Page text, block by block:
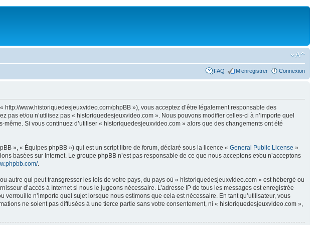
FAQ M’enregistrer Connexion
www.historiquedesjeuxvideo.com/phpBB »), vous acceptez d’être légalement responsable des
pas et/ou n’utilisez pas « historiquedesjeuxvideo.com ». Nous pouvons modifier celles-ci à n’importe quel
Si vous continuez d’utiliser « historiquedesjeuxvideo.com » alors que des changements ont été
», « Équipes phpBB ») qui est un script libre de forum, déclaré sous la licence « General Public License »
basées sur Internet. Le groupe phpBB n’est pas responsable de ce que nous acceptons et/ou n’acceptons
.
autre qui peut transgresser les lois de votre pays, du pays où « historiquedesjeuxvideo.com » est hébergé ou
d’accès à Internet si nous le jugeons nécessaire. L’adresse IP de tous les messages est enregistrée
n’importe quel sujet lorsque nous estimons que cela est nécessaire. En tant qu’utilisateur, vous
ne soient pas diffusées à une tierce partie sans votre consentement, ni « historiquedesjeuxvideo.com »,